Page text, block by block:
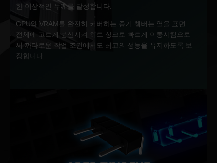
한 이상적인 두께를 달성합니다.
GPU와 VRAM를 완전히 커버하는 증기 챔버는 열을 표면
전체에 고르게 분산시켜 히트 싱크로 빠르게 이동시킴으로
써 까다로운 작업 조건에서도 최고의 성능을 유지하도록 보
장합니다.